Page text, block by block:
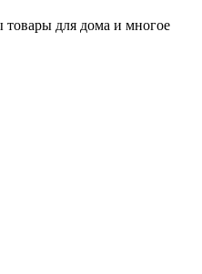
товары для дома и многое